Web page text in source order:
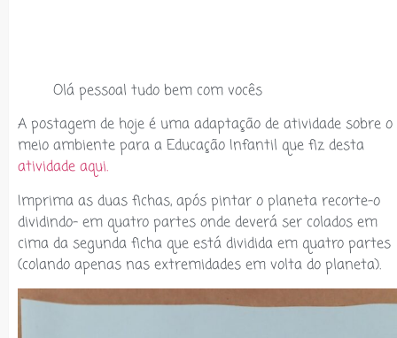
Olá pessoal tudo bem com vocês
A postagem de hoje é uma adaptação de atividade sobre o
meio ambiente para a Educação Infantil que fiz desta
atividade aqui.
Imprima as duas fichas, após pintar o planeta recorte-o
dividindo- em quatro partes onde deverá ser colados em
cima da segunda ficha que está dividida em quatro partes
(colando apenas nas extremidades em volta do planeta).